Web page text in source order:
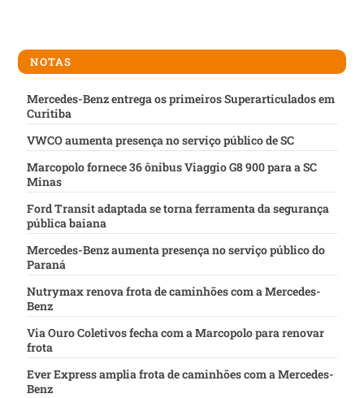
NOTAS
Mercedes-Benz entrega os primeiros Superarticulados em
Curitiba
VWCO aumenta presença no serviço público de SC
Marcopolo fornece 36 ônibus Viaggio G8 900 para a SC
Minas
Ford Transit adaptada se torna ferramenta da segurança
pública baiana
Mercedes-Benz aumenta presença no serviço público do
Paraná
Nutrymax renova frota de caminhões com a Mercedes-
Benz
Via Ouro Coletivos fecha com a Marcopolo para renovar
frota
Ever Express amplia frota de caminhões com a Mercedes-
Benz